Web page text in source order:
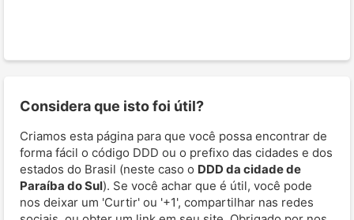
Considera que isto foi útil?
Criamos esta página para que você possa encontrar de
forma fácil o código DDD ou o prefixo das cidades e dos
estados do Brasil (neste caso o DDD da cidade de
Paraíba do Sul). Se você achar que é útil, você pode
nos deixar um 'Curtir' ou '+1', compartilhar nas redes